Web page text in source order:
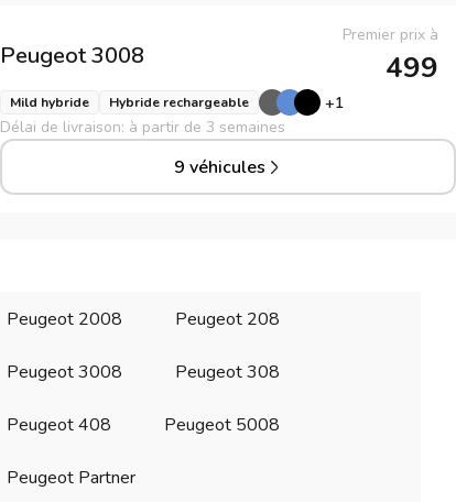
Peugeot3008
Premier prix à
499
Mild hybride Hybride rechargeable +1
Délai de livraison: à partir de 3 semaines
9 véhicules
Peugeot 2008 Peugeot 208
Peugeot 3008 Peugeot 308
Peugeot 408 Peugeot 5008
Peugeot Partner